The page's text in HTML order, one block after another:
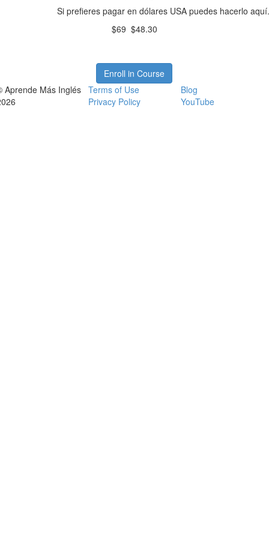
Si prefieres pagar en dólares USA puedes hacerlo
$69 $48.30
Enroll in Course
Aprende Más Inglés
Terms of Use
Privacy Policy
Blog
YouTube